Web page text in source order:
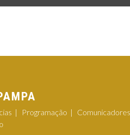
Programação Comunicadores